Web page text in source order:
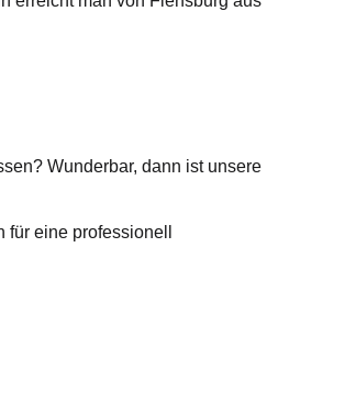
Wunderbar, dann ist unsere
eine professionell